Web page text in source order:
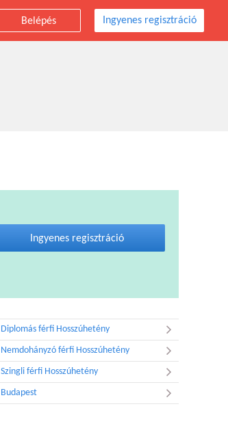
Belépés Ingyenes regisztráció
Ingyenes regisztráció
Diplomás férfi Hosszúhetény
Nemdohányzó férfi Hosszúhetény
Szingli férfi Hosszúhetény
Budapest